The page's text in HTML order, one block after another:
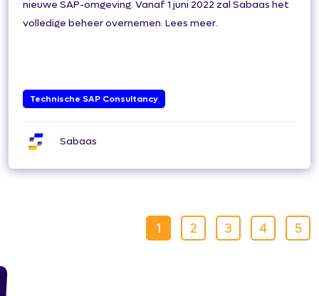
nieuwe SAP-omgeving. Vanaf 1 juni 2022 zal Sabaas het
volledige beheer overnemen. Lees meer.
Technische SAP Consultancy
Sabaas
1 2 3 4 5